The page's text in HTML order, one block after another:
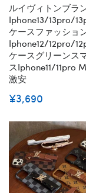
ルイヴィトンブラ
Iphone13/13pro/
ケースファッショ
Iphone12/12pro/
ケースグリーンス
スiphone11/11pro
激安
¥3,690